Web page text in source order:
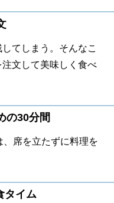
てしまう。そんなこ
文して美味しく食べ
の30分間
席を立たずに料理を
タイム